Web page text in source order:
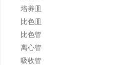
培养皿
比色皿
比色管
离心管
吸收管